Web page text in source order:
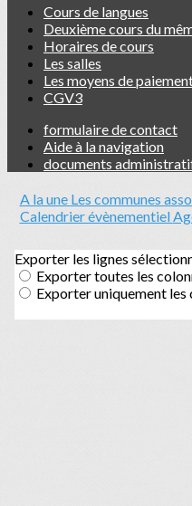
Cours de langues
Deuxième cours du
Horaires de cours
Les salles
Les moyens de
CGV3
formulaire de contact
Aide à la navigation
documents
A la une Les communes
Calendrier évènementiel